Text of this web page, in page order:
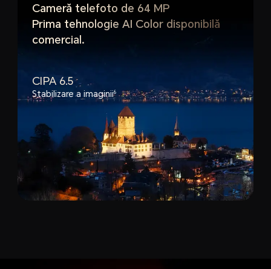
Cameră telefoto de 64 MP
Prima tehnologie AI Color disponibilă
comercial.
CIPA 6.5
Stabilizare a imaginii6